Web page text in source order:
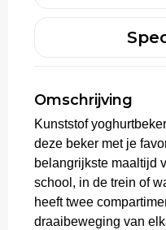
Omschrijving
Kunststof
deze beker met je
belangrijkste maaltijd
school, in de trein of
heeft twee
draaibeweging van